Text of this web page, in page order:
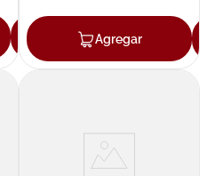
Agregar
Agregar